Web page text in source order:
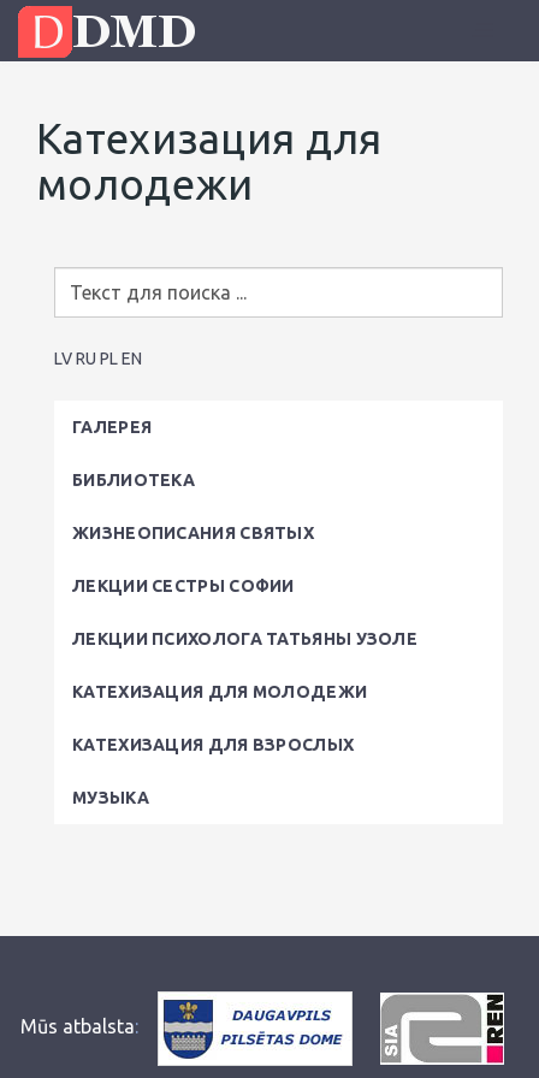
Катехизация для
молодежи
LVRU PLEN
ГАЛЕРЕЯ
БИБЛИОТЕКА
ЖИЗНЕОПИСАНИЯ СВЯТЫХ
ЛЕКЦИИ СЕСТРЫ СОФИИ
ЛЕКЦИИ ПСИХОЛОГА ТАТЬЯНЫ УЗОЛЕ
КАТЕХИЗАЦИЯ ДЛЯ МОЛОДЕЖИ
КАТЕХИЗАЦИЯ ДЛЯ ВЗРОСЛЫХ
МУЗЫКА
Mūs atbalsta: